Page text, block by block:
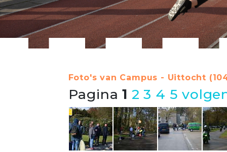
Foto's van Campus - Uittocht
Pagina1 2 3 4 5